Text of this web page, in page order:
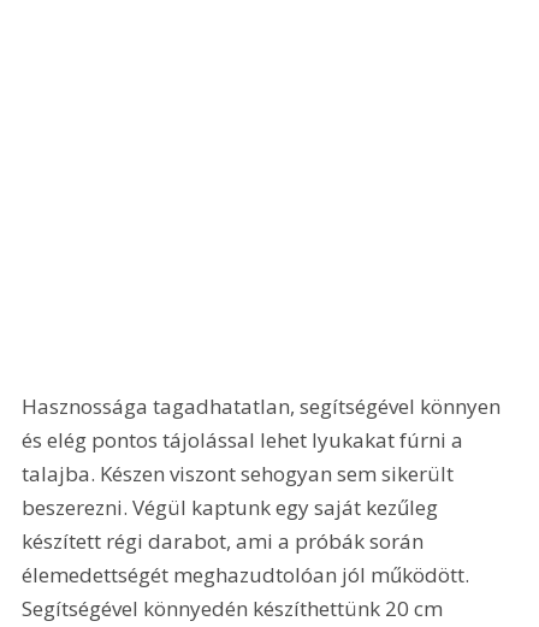
Hasznossága tagadhatatlan, segítségével könnyen
és elég pontos tájolással lehet lyukakat fúrni a
talajba. Készen viszont sehogyan sem sikerült
beszerezni. Végül kaptunk egy saját kezűleg
készített régi darabot, ami a próbák során
élemedettségét meghazudtolóan jól működött.
Segítségével könnyedén készíthettünk 20 cm